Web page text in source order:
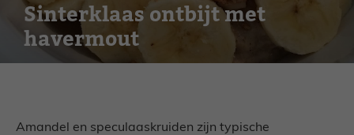
Sinterklaas ontbijt met
havermout
Amandel en speculaaskruiden zijn typische